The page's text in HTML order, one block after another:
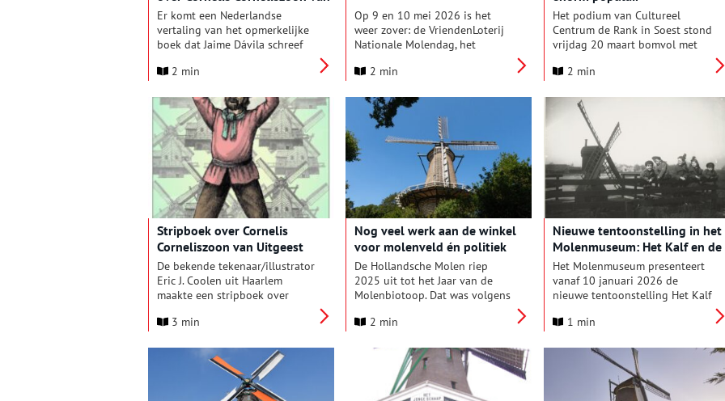
Uitgeest
Er komt een Nederlandse
vertaling van het opmerkelijke
boek dat Jaime Dávila schreef
van Cornelis Corneliszoon van
houtzaagmolen aan de
vooravond van de Gouden
Eeuw.
2 min
Op 9 en 10 mei 2026 is het
weer zover: de VriendenLoterij
Nationale Molendag, het
Nederland. Honderden wind- en
openen hun deuren voor
bezoekers. Ook de Zaanse
molens zijn op zaterdag 9 mei
geopend. Ga op pad en kijk je
ogen uit!
2 min
Het podium van Cultureel
Centrum de Rank in Soest stond
vrijdag 20 maart bomvol met
watermolenaars. Maar liefst 101
getuigschrift in ontvangst. Dit
gebeurde tijdens de eerste
Molenmanifestatie, waarmee De
Hollandsche Molen en Het Gilde
van Molenaars het startschot
geven aan de carrière van deze
nieuwe molenaars.
2 min
Stripboek over Cornelis
Corneliszoon van Uitgeest
De bekende tekenaar/illustrator
Eric J. Coolen uit Haarlem
maakte een stripboek over
Uitgeest, die rond 1600 de
uitgevonden. Ondanks de grote
historische betekenis van deze
‘vernufteling’ weten maar
weinig mensen hoe belangrijk
3 min
Nog veel werk aan de winkel
voor molenveld én politiek
De Hollandsche Molen riep
2025 uit tot het Jaar van de
Molenbiotoop. Dat was volgens
de biotoop – de omgeving van
onder druk. Hoogbouw en hoge
bomen belemmeren steeds
vaker de windvang van
wiekendragers, terwijl
2 min
Nieuwe tentoonstelling in het
Molenmuseum: Het Kalf en de
Waterwolf
Het Molenmuseum presenteert
vanaf 10 januari 2026 de
nieuwe tentoonstelling Het Kalf
ontstaansgeschiedenis van de
gebied waar het Molenmuseum,
de molens, de Zaanse Schans en
het Zaans Museum
samenkomen. De
1 min